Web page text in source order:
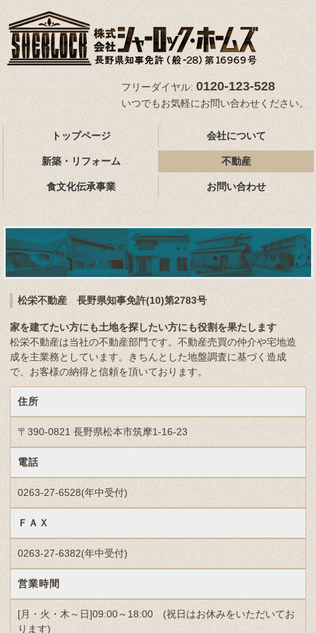
フリーダイヤル: 0120-123-528
いつでもお気軽にお問い合わせください。
トップページ 会社について
新築・リフォーム 不動産
食文化伝承事業 お問い合わせ
松栄不動産 長野県知事免許(10)第2783号
家を建てたい方にも土地を探したい方にも役割を果たします
松栄不動産は当社の不動産部門です。不動産売買の仲介や宅地造
成を主業務としています。きちんとした地盤調査に基づく造成
で、お客様の納得と信頼を頂いております。
住所
〒390-0821 長野県松本市筑摩1-16-23
電話
0263-27-6528(年中受付)
ＦＡＸ
0263-27-6382(年中受付)
営業時間
[月・火・木～日]09:00～18:00 (祝日はお休みをいただいてお
ります)